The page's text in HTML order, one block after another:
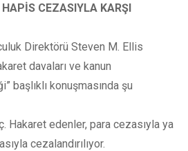
CEZASIYLA KARŞI
Direktörü Steven M. Ellis
davaları ve kanun
başlıklı konuşmasında şu
Hakaret edenler, para cezasıyla ya
cezalandırılıyor.